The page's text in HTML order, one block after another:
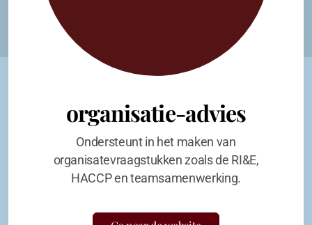
organisatie-advies
Ondersteunt in het maken van
organisatevraagstukken zoals de RI&E,
HACCP en teamsamenwerking.